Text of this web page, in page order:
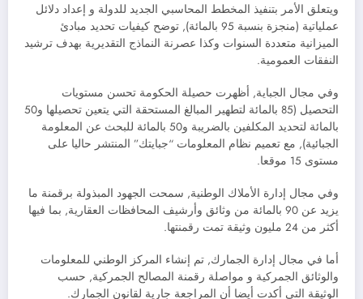
ويتعلق الأمر بتنفيذ المخطط المحاسبي الجديد للدولة و إعداد دلائل
عملياتية (منجزة بنسبة 95 بالمائة), توضح كيفيات تحديد مبادئ
الميزانية متعددة السنوات وكذا عصرنة النماذج التقديرية بهدف ترشيد
النفقات العمومية.
وفي مجال الجباية, أظهرت حصيلة الحكومة تحسن مستويات
التحصيل (85 بالمائة لتطهير المبالغ المستحقة التي يتعين تحصيلها و50
بالمائة لتحديد المكلفين بالضريبة و50 بالمائة للبحث عن المعلومة
الجبائية), مع تعميم نظام المعلومات “جبايتك” المنتشر حاليا على
مستوى 15 موقعا.
وفي مجال إدارة الأملاك الوطنية, سمحت الجهود المبذولة برقمنة ما
يزيد عن 90 بالمائة من وثائق وأرشيف المحافظات العقارية, بما فيها
أكثر من 24 مليون وثيقة تمت رقمنتها.
أما في مجال إدارة الجمارك, تم إنشاء المركز الوطني للمعلومات
والوثائق الجمركية و مواصلة رقمنة المصالح الجمركية, حسب
الوثيقة التي أكدت أيضا أن المراجعة جارية لقانون الجمارك.